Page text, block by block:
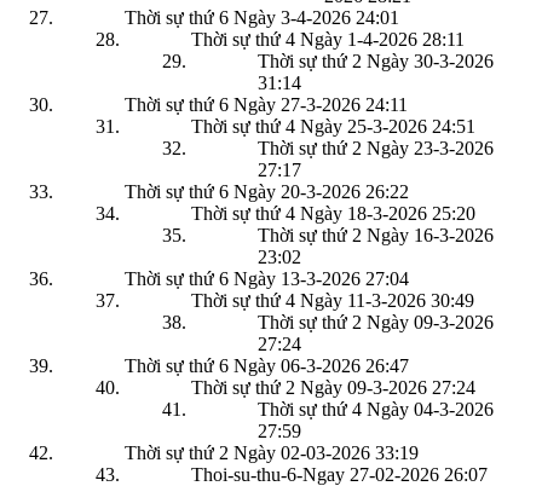
Thời sự thứ 6 Ngày 3-4-2026 24:01
Thời sự thứ 4 Ngày 1-4-2026 28:11
Thời sự thứ 2 Ngày 30-3-2026
31:14
Thời sự thứ 6 Ngày 27-3-2026 24:11
Thời sự thứ 4 Ngày 25-3-2026 24:51
Thời sự thứ 2 Ngày 23-3-2026
27:17
Thời sự thứ 6 Ngày 20-3-2026 26:22
Thời sự thứ 4 Ngày 18-3-2026 25:20
Thời sự thứ 2 Ngày 16-3-2026
23:02
Thời sự thứ 6 Ngày 13-3-2026 27:04
Thời sự thứ 4 Ngày 11-3-2026 30:49
Thời sự thứ 2 Ngày 09-3-2026
27:24
Thời sự thứ 6 Ngày 06-3-2026 26:47
Thời sự thứ 2 Ngày 09-3-2026 27:24
Thời sự thứ 4 Ngày 04-3-2026
27:59
Thời sự thứ 2 Ngày 02-03-2026 33:19
Thoi-su-thu-6-Ngay 27-02-2026 26:07